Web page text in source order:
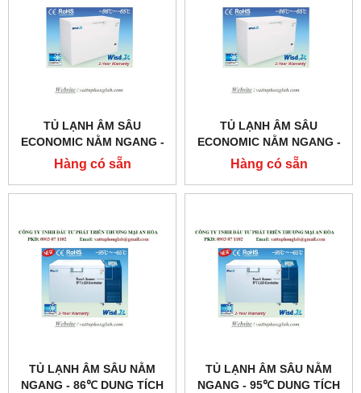
TỦ LẠNH ÂM SÂU
ECONOMIC NẰM NGANG -
86℃ DUNG TÍCH 375 LÍT
MODEL:WUF-41
Hàng có sẵn
TỦ LẠNH ÂM SÂU
ECONOMIC NẰM NGANG -
86℃ DUNG TÍCH 237 LÍT
MODEL:WUF-21
Hàng có sẵn
TỦ LẠNH ÂM SÂU NẰM
NGANG - 86℃ DUNG TÍCH
TỦ LẠNH ÂM SÂU NẰM
NGANG - 95℃ DUNG TÍCH